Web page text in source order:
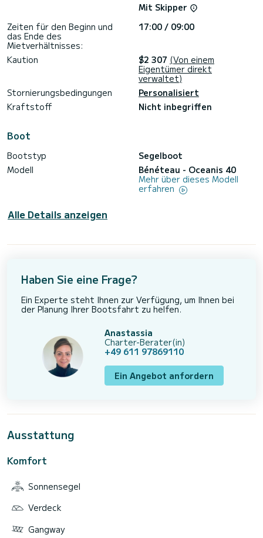
Für Informationsanfragen oder Reservierungen klicken Sie
auf die Schaltfläche „Angebot anfordern“. Ein SamBoat-
Mit Skipper
Zeiten für den Beginn und
das Ende des
Mietverhältnisses:
17:00 / 09:00
Kaution $2 307 (Von einem
Eigentümer direkt
verwaltet)
Stornierungsbedingungen
Personalisiert
Kraftstoff
Nicht inbegriffen
Boot
Bootstyp
Segelboot
Modell
Bénéteau - Oceanis 40
Mehr über dieses Modell
erfahren
Alle Details anzeigen
Haben Sie eine Frage?
Ein Experte steht Ihnen zur Verfügung, um Ihnen bei
der Planung Ihrer Bootsfahrt zu helfen.
Anastassia
Charter-Berater(in)
+49 611 97869110
Ein Angebot anfordern
Ausstattung
Komfort
Sonnensegel
Verdeck
Gangway